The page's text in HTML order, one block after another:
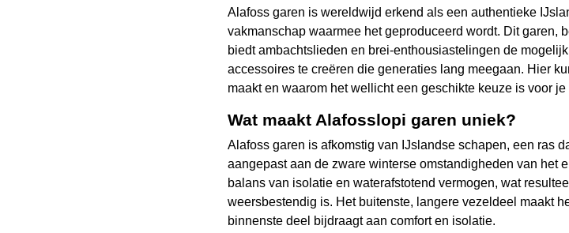
Alafoss garen is wereldwijd erkend als een authentieke
vakmanschap waarmee het geproduceerd wordt. Dit garen,
biedt ambachtslieden en brei-enthousiastelingen de
accessoires te creëren die generaties lang meegaan. Hier
maakt en waarom het wellicht een geschikte keuze is voor
Wat maakt Alafosslopi garen uniek?
Alafoss garen is afkomstig van IJslandse schapen, een ras
aangepast aan de zware winterse omstandigheden van het
balans van isolatie en waterafstotend vermogen, wat
weersbestendig is. Het buitenste, langere vezeldeel maakt
binnenste deel bijdraagt aan comfort en isolatie.